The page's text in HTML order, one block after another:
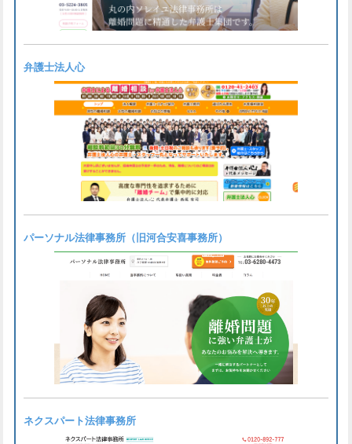
弁護士法人心
パーソナル法律事務所（旧河合安喜事務所）
ネクスパート法律事務所